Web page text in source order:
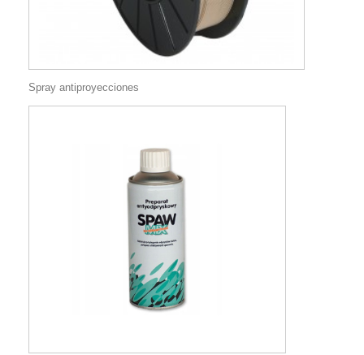
Spray antiproyecciones